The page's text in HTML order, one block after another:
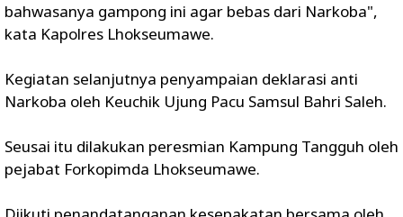
bahwasanya gampong ini agar bebas dari Narkoba",
kata Kapolres Lhokseumawe.
Kegiatan selanjutnya penyampaian deklarasi anti
Narkoba oleh Keuchik Ujung Pacu Samsul Bahri Saleh.
Seusai itu dilakukan peresmian Kampung Tangguh oleh
pejabat Forkopimda Lhokseumawe.